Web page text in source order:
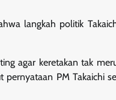
langkah politik
agar keretakan tak
pernyataan PM Takaichi